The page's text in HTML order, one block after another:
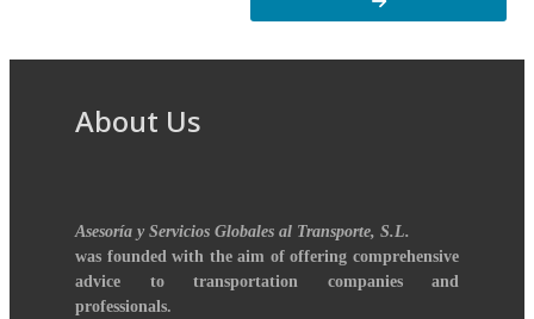
About Us
Asesoría y Servicios Globales al Transporte, S.L.
was founded with the aim of offering comprehensive
advice to transportation companies and
professionals.